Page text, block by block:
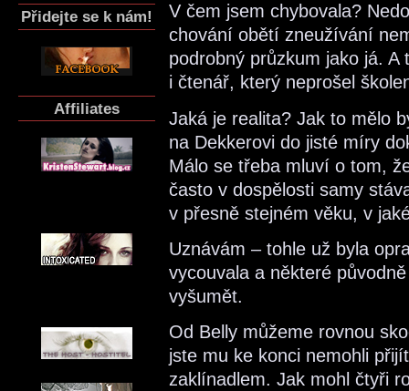
Přidejte se k nám!
Affiliates
V čem jsem chybovala?
chování obětí zneužívání
podrobný průzkum jako já.
i čtenář, který neprošel
Jaká je realita? Jak to mělo
na Dekkerovi do jisté míry
Málo se třeba mluví o tom,
často v dospělosti samy
v přesně stejném věku, v
Uznávám – tohle už byla
vycouvala a některé
vyšumět.
Od Belly můžeme rovnou
jste mu ke konci nemohli
zaklínadlem. Jak mohl čtyři